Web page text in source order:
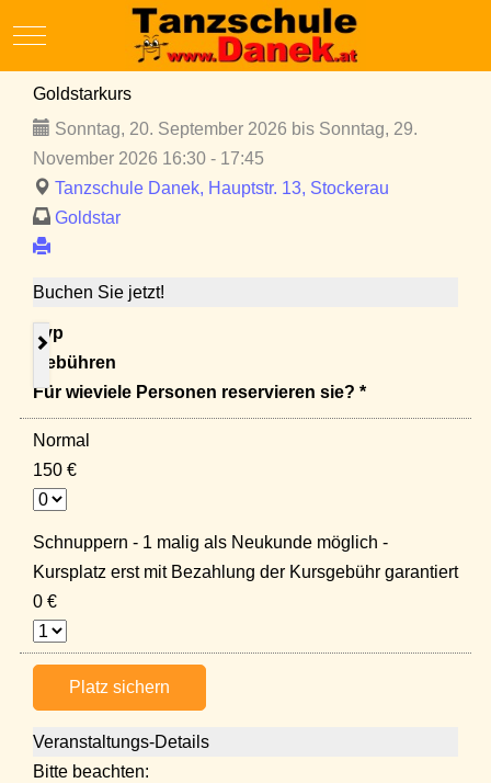
Mobile Menu Toggle
Goldstarkurs
Sonntag, 20. September 2026 bis Sonntag, 29.
November 2026 16:30 - 17:45
Tanzschule Danek, Hauptstr. 13, Stockerau
Goldstar
Buchen Sie jetzt!
Typ
Gebühren
Für wieviele Personen reservieren sie? *
Normal
150 €
Schnuppern - 1 malig als Neukunde möglich -
Kursplatz erst mit Bezahlung der Kursgebühr garantiert
0 €
Platz sichern
Veranstaltungs-Details
Bitte beachten: